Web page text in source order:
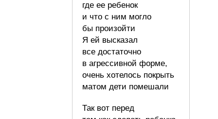
где ее ребенок
и что с ним могло
бы произойти
Я ей высказал
все достаточно
в агрессивной форме,
очень хотелось покрыть
матом дети помешали
Так вот перед